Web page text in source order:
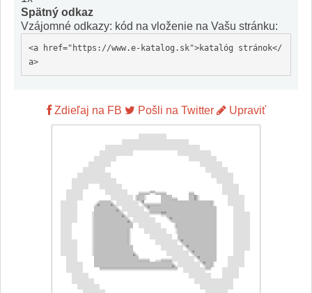
Spätný odkaz
Vzájomné odkazy: kód na vloženie na Vašu stránku:
<a href="https://www.e-katalog.sk">katalóg stránok</
a>
Zdieľaj na FB Pošli na Twitter Upraviť